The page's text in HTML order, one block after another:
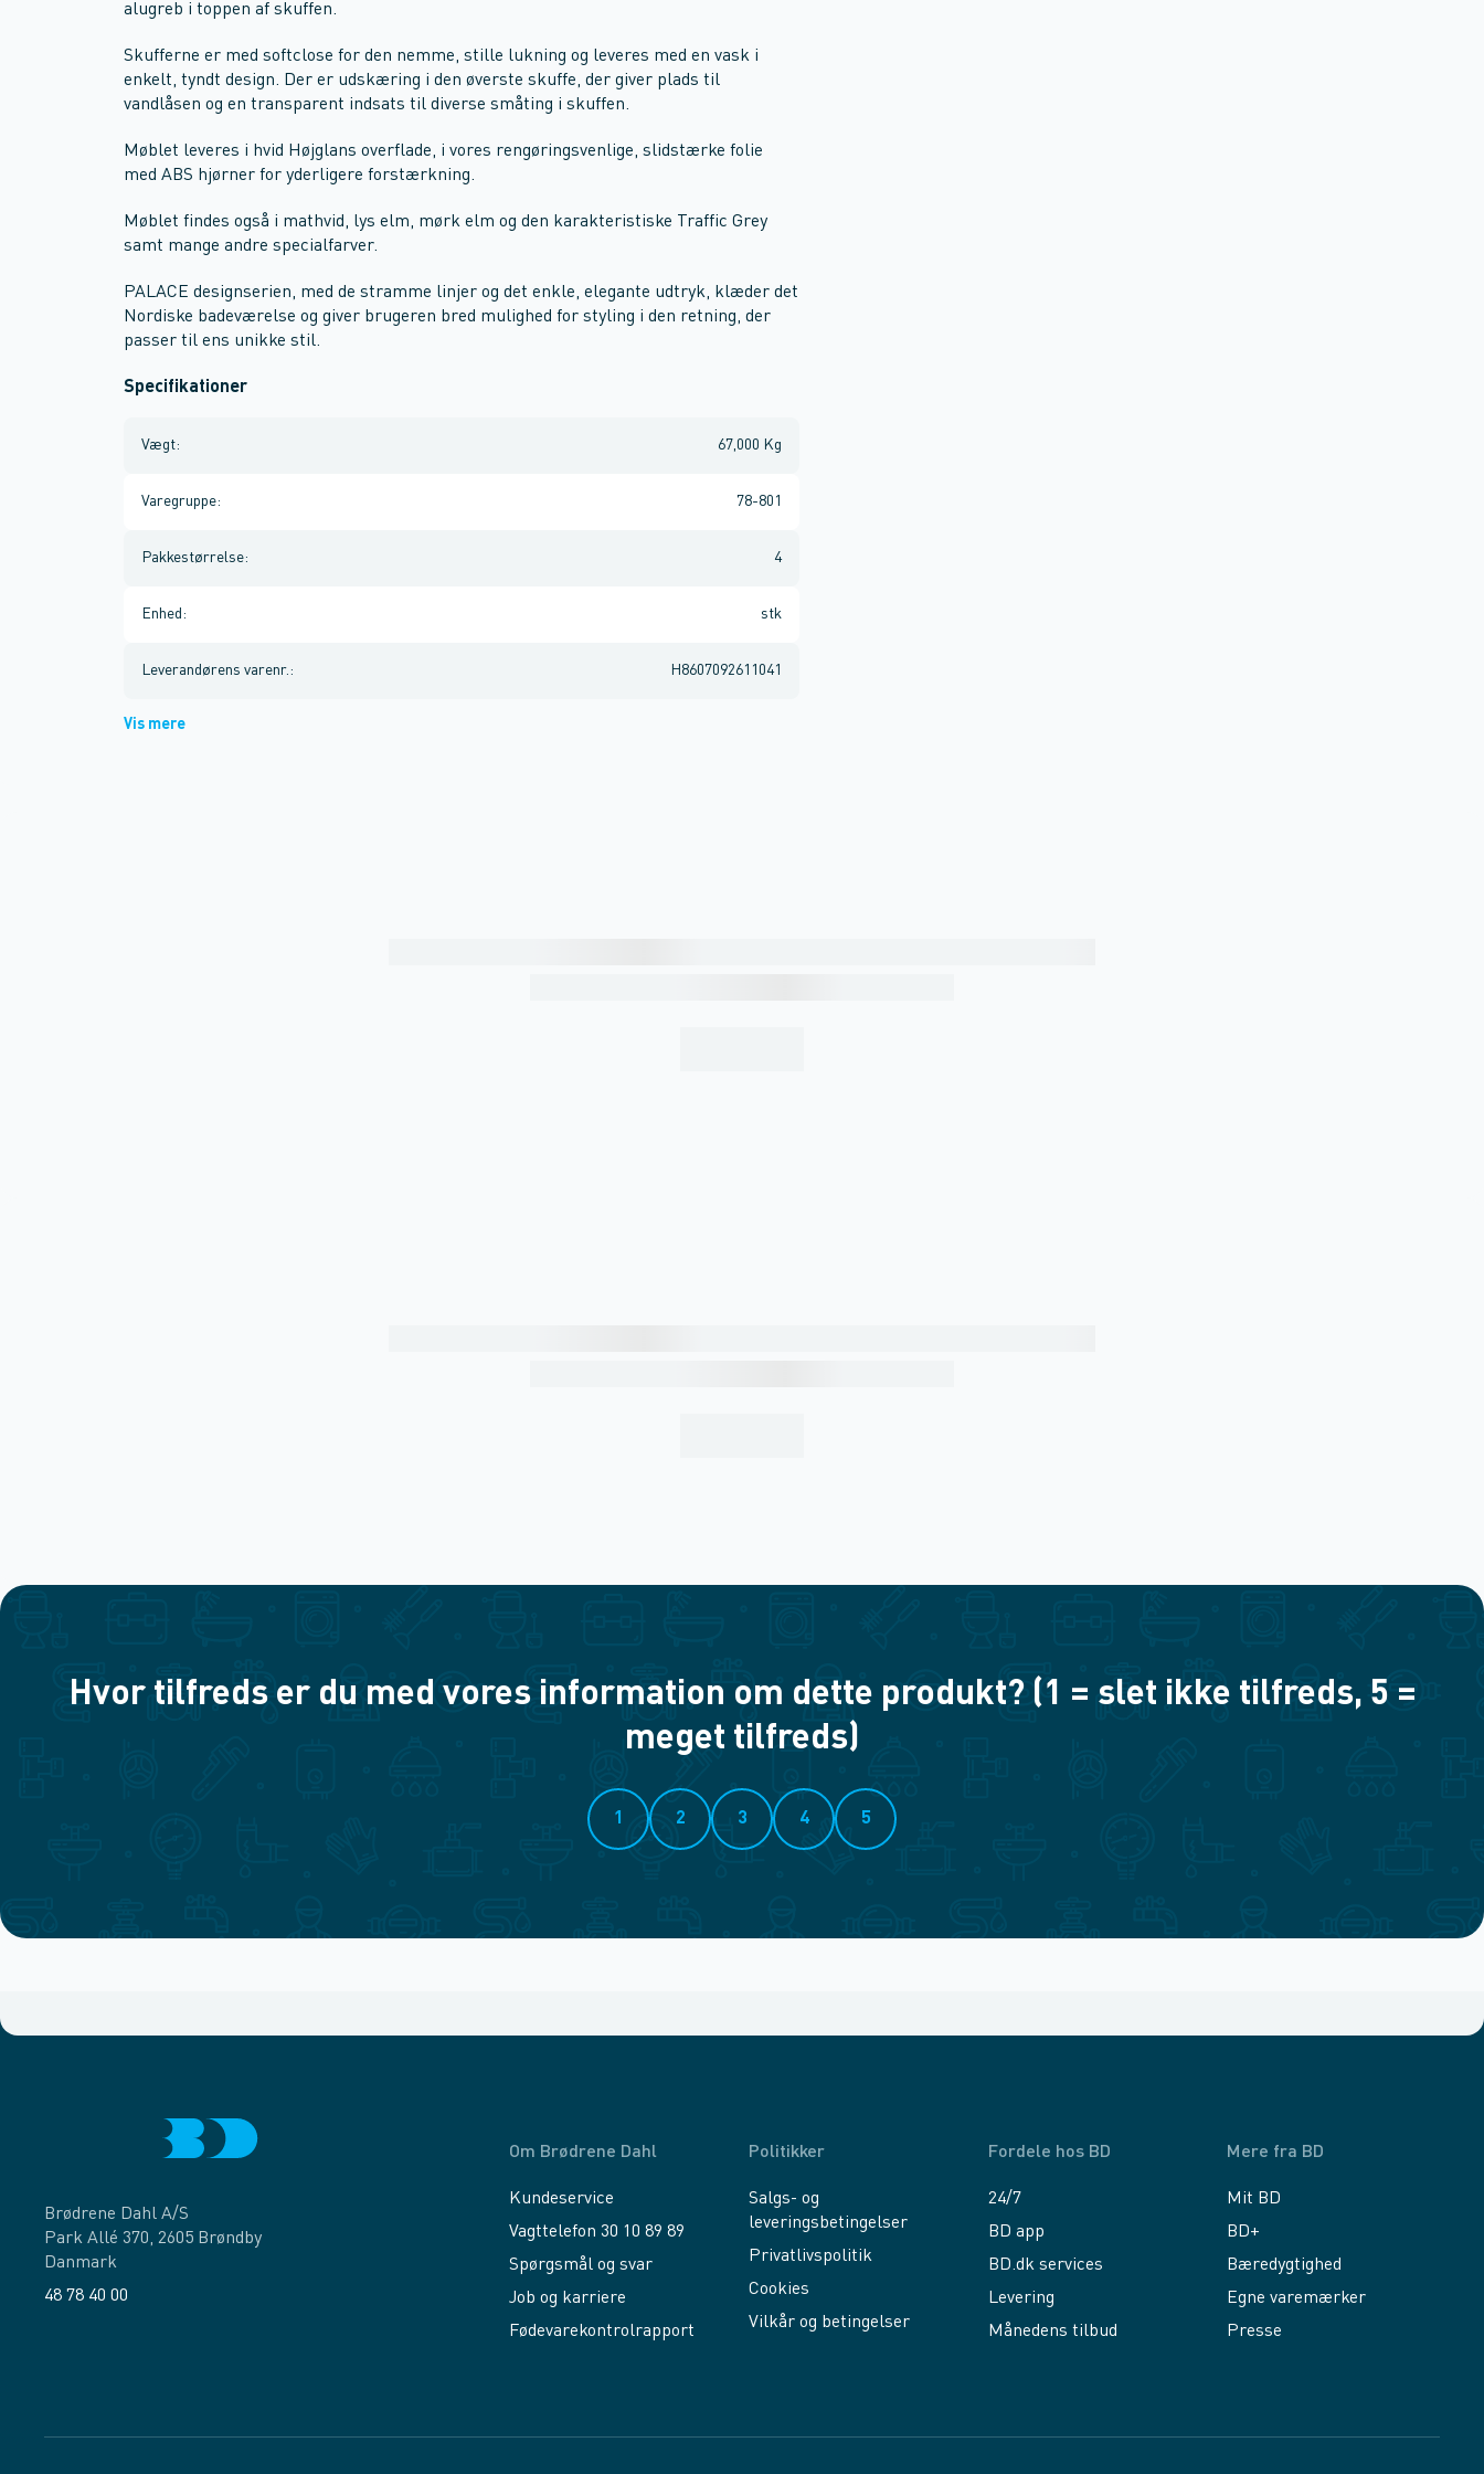
alugreb i toppen af skuffen.
Skufferne er med softclose for den nemme, stille lukning og leveres med en vask i
enkelt, tyndt design. Der er udskæring i den øverste skuffe, der giver plads til
vandlåsen og en transparent indsats til diverse småting i skuffen.
Møblet leveres i hvid Højglans overflade, i vores rengøringsvenlige, slidstærke folie
med ABS hjørner for yderligere forstærkning.
Møblet findes også i mathvid, lys elm, mørk elm og den karakteristiske Traffic Grey
samt mange andre specialfarver.
PALACE designserien, med de stramme linjer og det enkle, elegante udtryk, klæder det
Nordiske badeværelse og giver brugeren bred mulighed for styling i den retning, der
passer til ens unikke stil.
Specifikationer
Vægt: 67,000 Kg
Varegruppe: 78-801
Pakkestørrelse: 4
Enhed : stk
Leverandørens varenr. : H8607092611041
Vis mere
Hvor tilfreds er du med vores information om dette produkt? (1 = slet ikke tilfreds, 5 =
meget tilfreds)
1 2 3 4 5
Brødrene Dahl A/S
Park Allé 370, 2605 Brøndby
Danmark
48 78 40 00
Om Brødrene Dahl
Kundeservice
Vagttelefon 30 10 89 89
Spørgsmål og svar
Job og karriere
Fødevarekontrolrapport
Politikker
Salgs- og
leveringsbetingelser
Privatlivspolitik
Cookies
Vilkår og betingelser
Fordele hos BD
24/7
BD app
BD.dk services
Levering
Månedens tilbud
Mere fra BD
Mit BD
BD+
Bæredygtighed
Egne varemærker
Presse